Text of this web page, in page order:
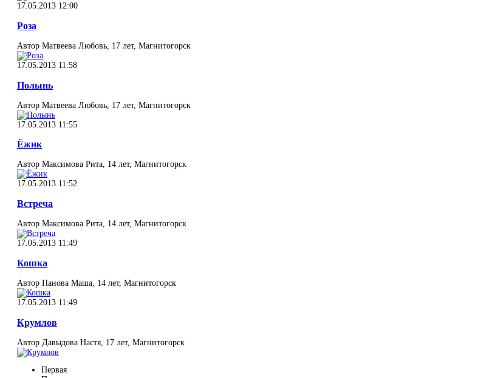
17.05.2013 12:00
Роза
Автор Матвеева Любовь, 17 лет, Магнитогорск
17.05.2013 11:58
Полынь
Автор Матвеева Любовь, 17 лет, Магнитогорск
17.05.2013 11:55
Ёжик
Автор Максимова Рита, 14 лет, Магнитогорск
17.05.2013 11:52
Встреча
Автор Максимова Рита, 14 лет, Магнитогорск
17.05.2013 11:49
Кошка
Автор Панова Маша, 14 лет, Магнитогорск
17.05.2013 11:49
Крумлов
Автор Давыдова Настя, 17 лет, Магнитогорск
Первая